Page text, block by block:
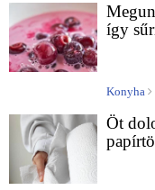
így
Konyha
Öt